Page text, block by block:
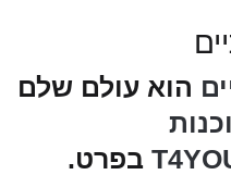
הוא עולם שלם
בפרט.